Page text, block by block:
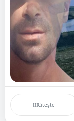
Citește